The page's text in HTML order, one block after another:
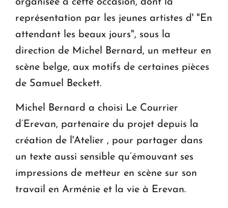
représentation par les jeunes artistes d' "En
attendant les beaux jours", sous la
direction de Michel Bernard, un metteur en
scène belge, aux motifs de certaines pièces
de Samuel Beckett.
Michel Bernard a choisi Le Courrier
d’Erevan, partenaire du projet depuis la
création de l'Atelier , pour partager dans
un texte aussi sensible qu’émouvant ses
impressions de metteur en scène sur son
travail en Arménie et la vie à Erevan.